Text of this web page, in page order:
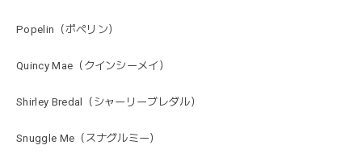
Popelin（ポペリン）
Quincy Mae（クインシーメイ）
Shirley Bredal（シャーリーブレダル）
Snuggle Me（スナグルミー）